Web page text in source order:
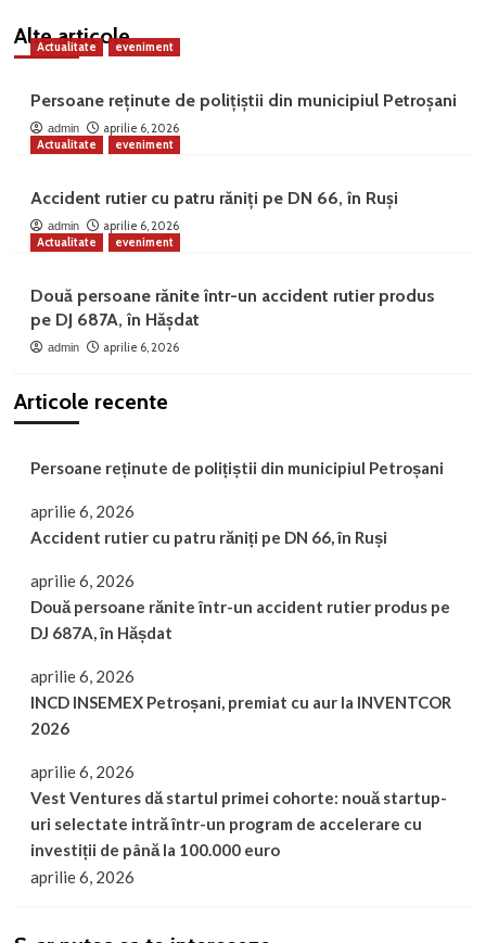
Alte articole
Actualitate eveniment
Persoane reținute de polițiștii din municipiul Petroșani
admin
aprilie 6, 2026
Actualitate
eveniment
Accident rutier cu patru răniți pe DN 66, în Ruși
admin
aprilie 6, 2026
Actualitate
eveniment
Două persoane rănite într-un accident rutier produs
pe DJ 687A, în Hășdat
admin aprilie 6, 2026
Articole recente
Persoane reținute de polițiștii din municipiul Petroșani
aprilie 6, 2026
Accident rutier cu patru răniți pe DN 66, în Ruși
aprilie 6, 2026
Două persoane rănite într-un accident rutier produs pe
DJ 687A, în Hășdat
aprilie 6, 2026
INCD INSEMEX Petroșani, premiat cu aur la INVENTCOR
2026
aprilie 6, 2026
Vest Ventures dă startul primei cohorte: nouă startup-
uri selectate intră într-un program de accelerare cu
investiții de până la 100.000 euro
aprilie 6, 2026